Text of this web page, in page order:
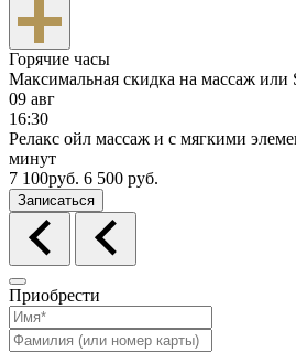
Горячие часы
Максимальная скидка на массаж
09 авг
16:30
Релакс ойл массаж и с мягкими
минут
7 100руб. 6 500 руб.
Записаться
Приобрести